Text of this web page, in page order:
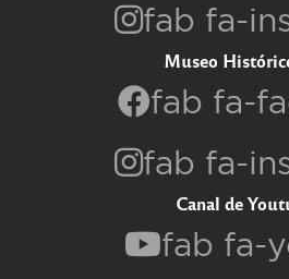
fab fa-
Museo
fab fa-
fab fa-
Canal de
fab fa-